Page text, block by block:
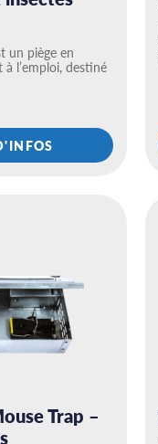
un piège en
l’emploi, destiné
Trap –